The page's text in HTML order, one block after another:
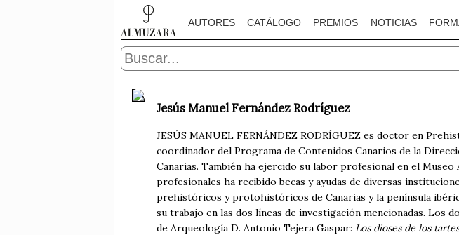
AUTORES CATÁLOGO PREMIOS NOTICIAS
Jesús Manuel Fernández Rodríguez
JESÚS MANUEL FERNÁNDEZ RODRÍGUEZ es doctor en
coordinador del Programa de Contenidos Canarios de la
Canarias. También ha ejercido su labor profesional en el
profesionales ha recibido becas y ayudas de diversas
prehistóricos y protohistóricos de Canarias y la península
su trabajo en las dos líneas de investigación mencionadas.
de Arqueología D. Antonio Tejera Gaspar: Los dioses de los